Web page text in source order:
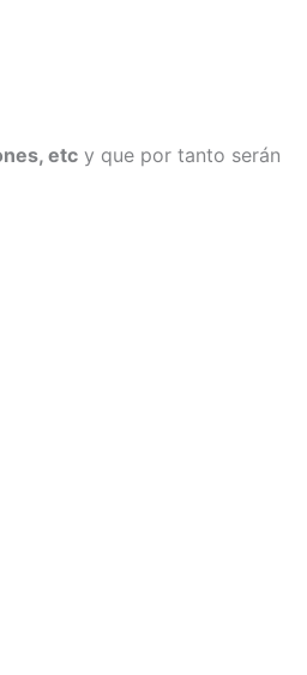
etc y que por tanto serán